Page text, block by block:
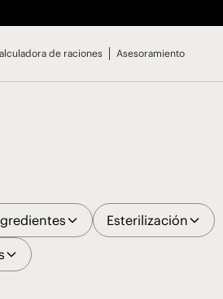
de raciones Asesoramiento
Esterilización